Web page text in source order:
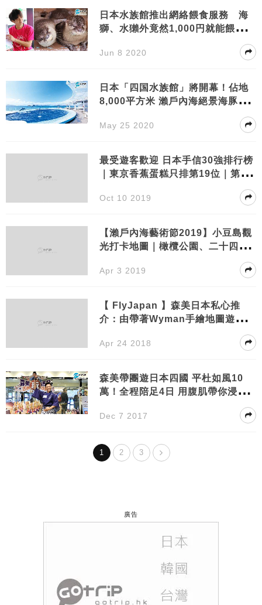
日本水族館推出網絡餵食服務 海
獅、水獺外竟然1,000円就能餵食
Jun 8 2020
日本「四国水族館」將開幕！佔地
8,000平方米 瀨戶內海絕景海豚劇
May 25 2020
最受遊客歡迎 日本手信30強排行榜
｜東京香蕉蛋糕只排第19位｜第1位
Oct 10 2019
【瀨戶內海藝術節2019】小豆島觀
光打卡地圖｜橄欖公園、二十四の
Apr 3 2019
【 FlyJapan 】森美日本私心推
介：由帶著Wyman手繪地圖遊東京
Apr 24 2018
森美帶團遊日本四國 平杜如風10
萬！全程陪足4日 用腹肌帶你浸溫
Dec 7 2017
1 2 3
廣告